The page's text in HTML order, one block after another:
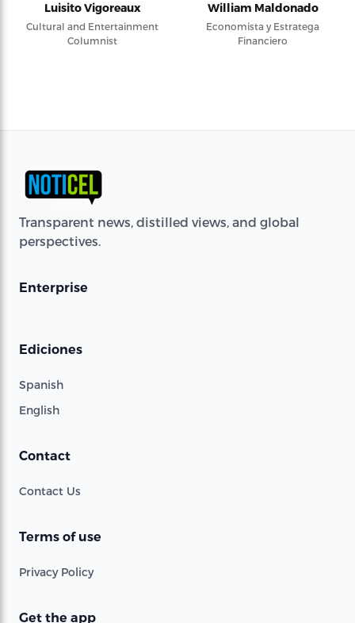
Luisito Vigoreaux
Cultural and Entertainment
Columnist
William Maldonado
Economista y Estratega
Financiero
Transparent news, distilled views, and global
perspectives.
Enterprise
Ediciones
Spanish
English
Contact
Contact Us
Terms of use
Privacy Policy
Get the app